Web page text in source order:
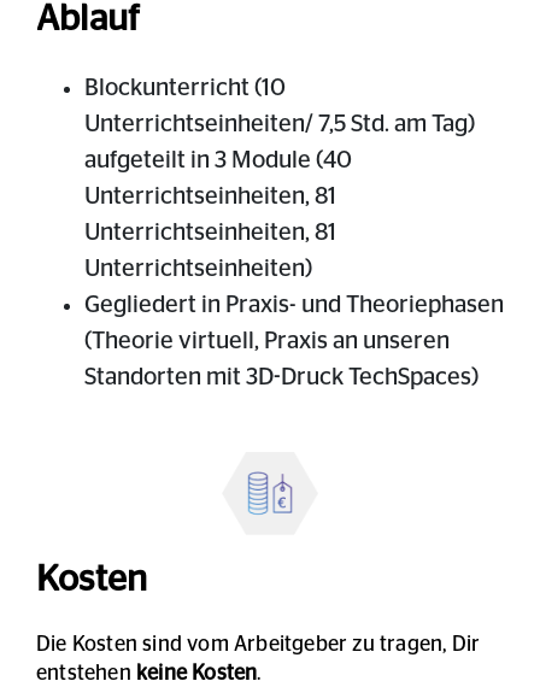
Ablauf
Blockunterricht (10
Unterrichtseinheiten/ 7,5 Std. am Tag)
aufgeteilt in 3 Module (40
Unterrichtseinheiten, 81
Unterrichtseinheiten, 81
Unterrichtseinheiten)
Gegliedert in Praxis- und Theoriephasen
(Theorie virtuell, Praxis an unseren
Standorten mit 3D-Druck TechSpaces)
Kosten
Die Kosten sind vom Arbeitgeber zu tragen, Dir
entstehen keine Kosten.